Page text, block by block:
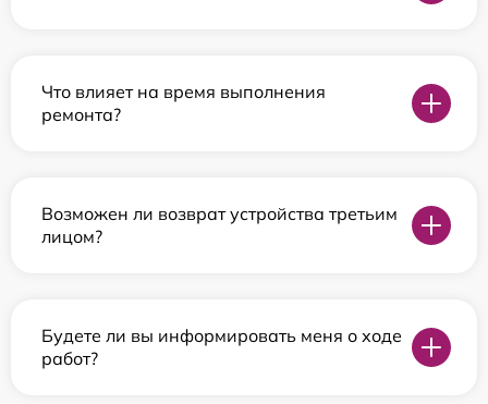
Что влияет на время выполнения
ремонта?
Возможен ли возврат устройства третьим
лицом?
Будете ли вы информировать меня о ходе
работ?